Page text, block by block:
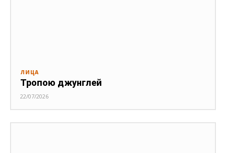
ЛИЦА
Тропою джунглей
22/07/2026